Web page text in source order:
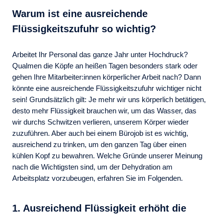
Warum ist eine ausreichende
Flüssigkeitszufuhr so wichtig?
Arbeitet Ihr Personal das ganze Jahr unter Hochdruck?
Qualmen die Köpfe an heißen Tagen besonders stark oder
gehen Ihre Mitarbeiter:innen körperlicher Arbeit nach? Dann
könnte eine ausreichende Flüssigkeitszufuhr wichtiger nicht
sein! Grundsätzlich gilt: Je mehr wir uns körperlich betätigen,
desto mehr Flüssigkeit brauchen wir, um das Wasser, das
wir durchs Schwitzen verlieren, unserem Körper wieder
zuzuführen. Aber auch bei einem Bürojob ist es wichtig,
ausreichend zu trinken, um den ganzen Tag über einen
kühlen Kopf zu bewahren. Welche Gründe unserer Meinung
nach die Wichtigsten sind, um der Dehydration am
Arbeitsplatz vorzubeugen, erfahren Sie im Folgenden.
1. Ausreichend Flüssigkeit erhöht die